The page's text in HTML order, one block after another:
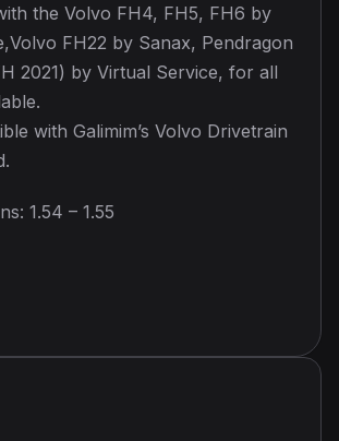
the Volvo FH4, FH5, FH6 by
FH22 by Sanax, Pendragon
2021) by Virtual Service, for all
with Galimim’s Volvo Drivetrain
1.54 – 1.55